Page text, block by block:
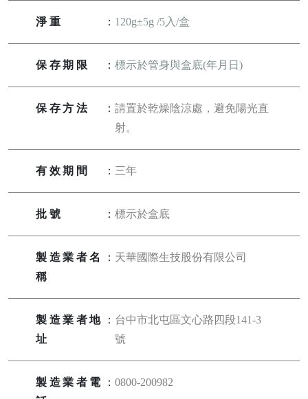
淨重 ： 120g±5g /5入/盒
保存期限 ：標示於管身與盒底(年月日)
保存方法 ：請置於乾燥陰涼處，避免陽光直
射。
有效期間 ： 三年
批號 ：標示於盒底
製造業者名
稱
： 天華國際生技股份有限公司
製造業者地
址
： 台中市北屯區文心路四段141-3
號
製造業者電
：0800-200982